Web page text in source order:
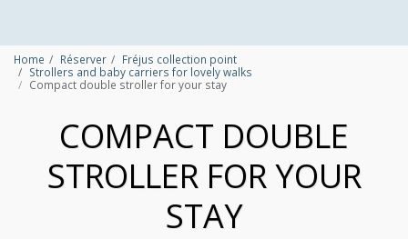
Home Réserver
Fréjus collection point
Strollers and baby carriers for lovely walks
Compact double stroller for your stay
COMPACT DOUBLE
STROLLER FOR YOUR
STAY